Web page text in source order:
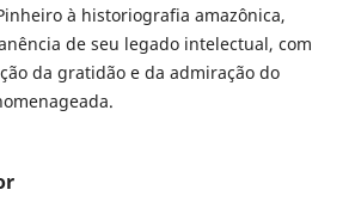
à historiografia amazônica,
de seu legado intelectual, com
da gratidão e da admiração do